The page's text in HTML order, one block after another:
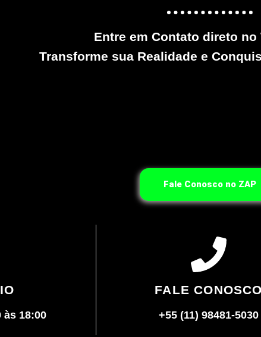
Entre em Contato direto no
Transforme sua Realidade e
Fale Conosco no ZAP
às 18:00
FALE CONOSCO
+55 (11) 98481-5030